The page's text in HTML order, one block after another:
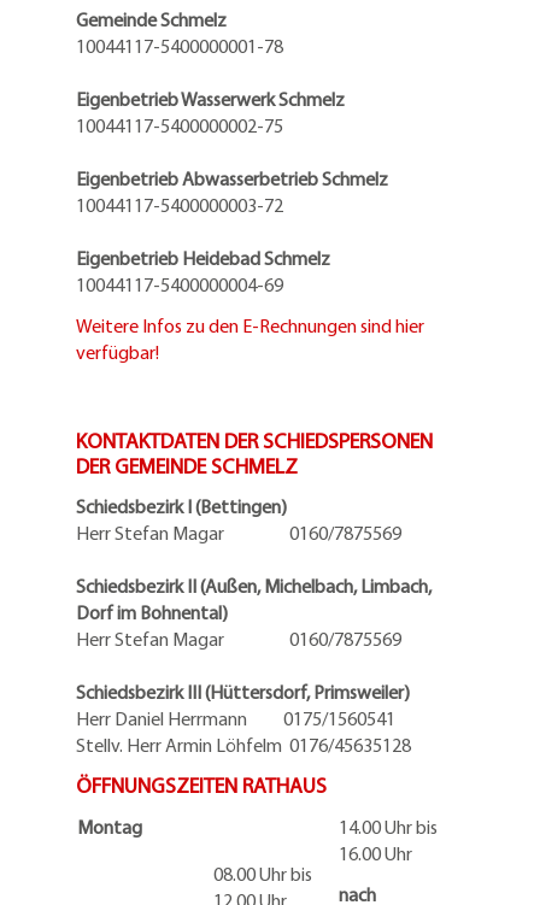
Gemeinde Schmelz
10044117-5400000001-78
Eigenbetrieb Wasserwerk Schmelz
10044117-5400000002-75
Eigenbetrieb Abwasserbetrieb Schmelz
10044117-5400000003-72
Eigenbetrieb Heidebad Schmelz
10044117-5400000004-69
Weitere Infos zu den E-Rechnungen sind hier
verfügbar!
KONTAKTDATEN DER SCHIEDSPERSONEN
DER GEMEINDE SCHMELZ
Schiedsbezirk I (Bettingen)
Herr Stefan Magar 0160/7875569
Schiedsbezirk II (Außen, Michelbach, Limbach,
Dorf im Bohnental)
Herr Stefan Magar 0160/7875569
Schiedsbezirk III (Hüttersdorf, Primsweiler)
Herr Daniel Herrmann 0175/1560541
Stellv. Herr Armin Löhfelm 0176/45635128
ÖFFNUNGSZEITEN RATHAUS
Montag
08.00 Uhr bis
12.00 Uhr
14.00 Uhr bis
16.00 Uhr
nach